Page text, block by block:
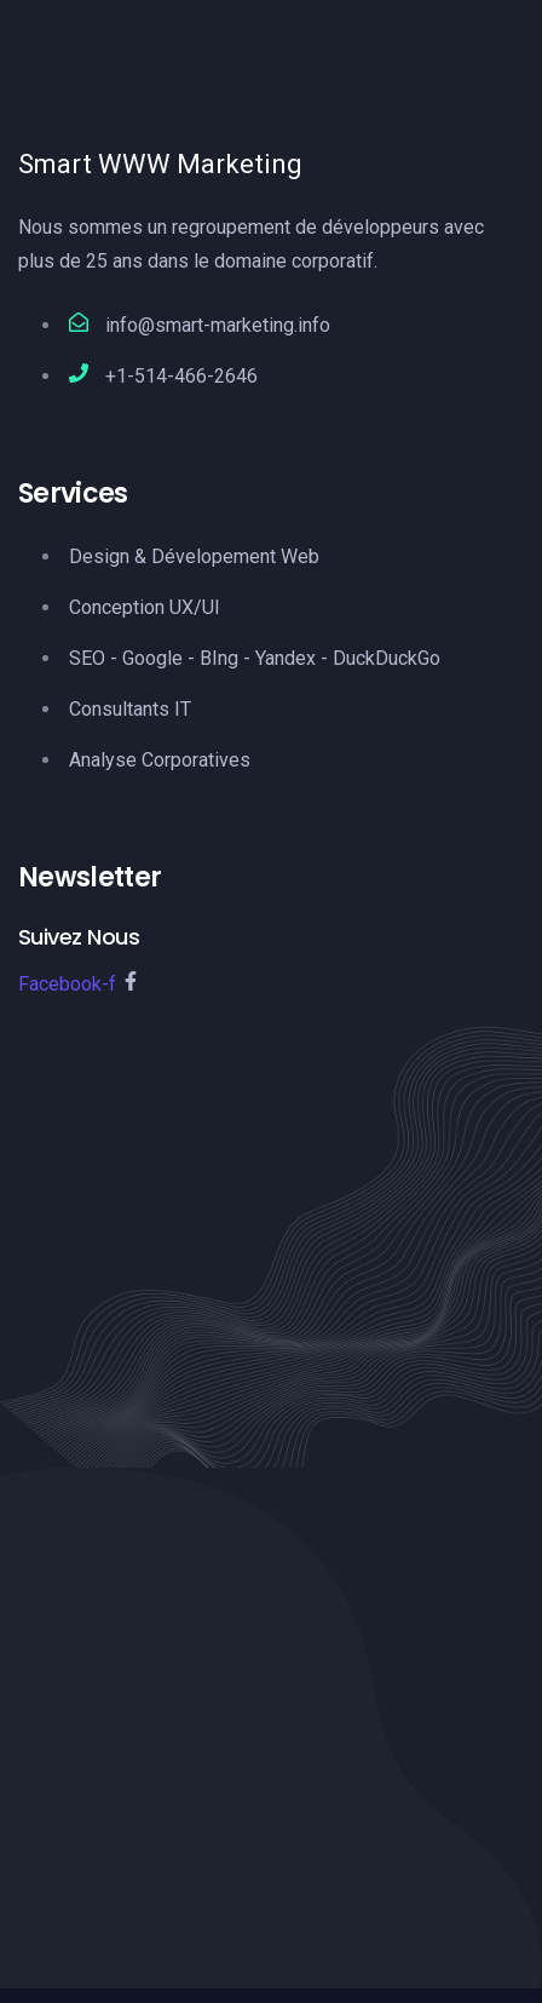
Smart WWW Marketing
Nous sommes un regroupement de développeurs avec
plus de 25 ans dans le domaine corporatif.
info@smart-marketing.info
+1-514-466-2646
Services
Design & Dévelopement Web
Conception UX/UI
SEO - Google - BIng - Yandex - DuckDuckGo
Consultants IT
Analyse Corporatives
Newsletter
Suivez Nous
Facebook-f